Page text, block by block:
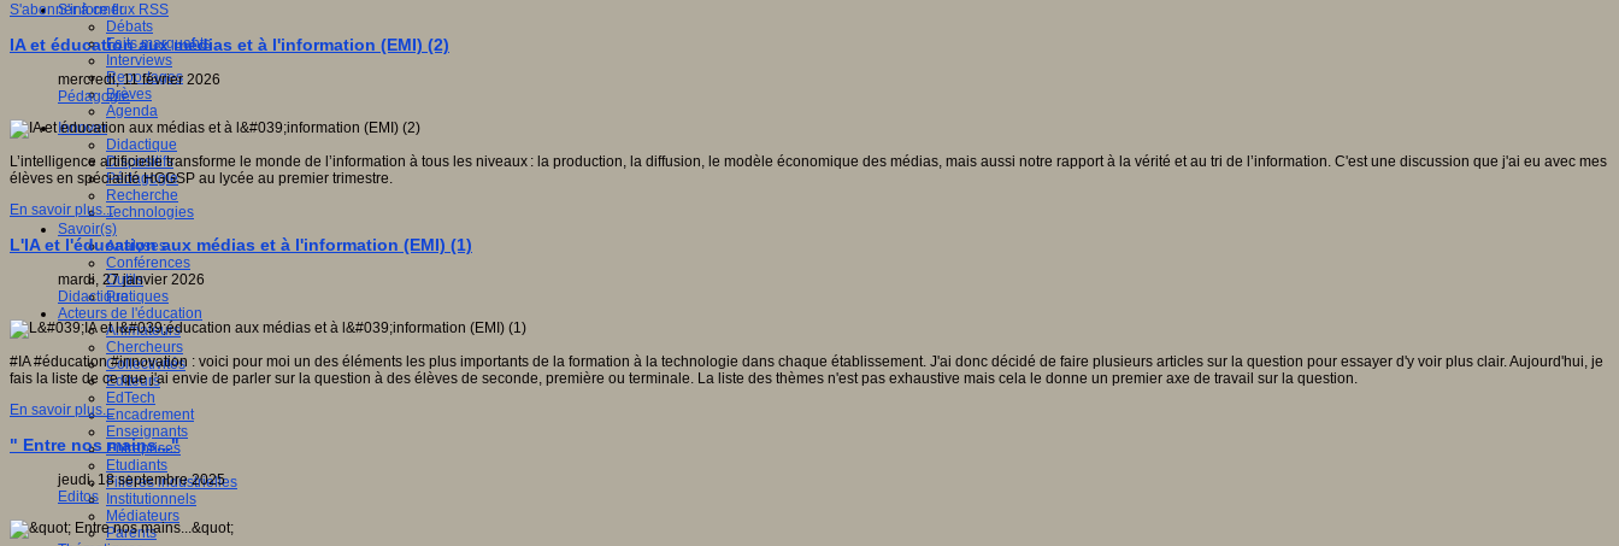
S'informer
Débats
Faits marquants
Interviews
Reportages
Brèves
Agenda
Innover
Didactique
Dispositifs
Pédagogie
Recherche
Technologies
Savoir(s)
Analyses
Conférences
Outils
Pratiques
Acteurs de l'éducation
Animateurs
Chercheurs
Collectivités
Editeurs
EdTech
Encadrement
Enseignants
Entreprises
Etudiants
Filières industrielles
Institutionnels
Médiateurs
Parents
S'abonner à ce flux RSS
IA et éducation aux médias et à l'information (EMI) (2)
mercredi, 11 février 2026
Pédagogie
L’intelligence artificielle transforme le monde de l’information à tous les niveaux : la production, la diffusion, le modèle économique des médias, mais aussi notre rapport à la vérité et au tri de l’information. C'est une discussion que j'ai eu avec mes
élèves en spécialité HGGSP au lycée au premier trimestre.
En savoir plus...
L'IA et l'éducation aux médias et à l'information (EMI) (1)
mardi, 27 janvier 2026
Didactique
#IA #éducation #innovation : voici pour moi un des éléments les plus importants de la formation à la technologie dans chaque établissement. J'ai donc décidé de faire plusieurs articles sur la question pour essayer d'y voir plus clair. Aujourd'hui, je
fais la liste de ce que j'ai envie de parler sur la question à des élèves de seconde, première ou terminale. La liste des thèmes n'est pas exhaustive mais cela le donne un premier axe de travail sur la question.
En savoir plus...
" Entre nos mains..."
jeudi, 18 septembre 2025
Editos